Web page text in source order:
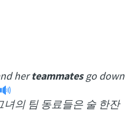
herteammatesgo down
녀의 팀 동료들은 술 한잔